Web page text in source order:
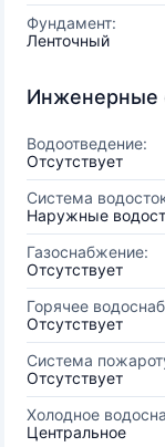
Фундамент:
Ленточный
Инженерные
Водоотведение:
Отсутствует
Система
Наружные
Газоснабжение:
Отсутствует
Горячее
Отсутствует
Система
Отсутствует
Холодное
Центральное